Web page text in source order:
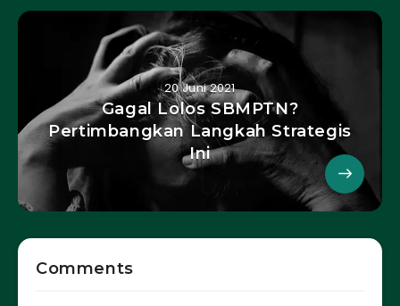
20 Juni 2021
Gagal Lolos SBMPTN?
Pertimbangkan Langkah Strategis
Ini
Comments